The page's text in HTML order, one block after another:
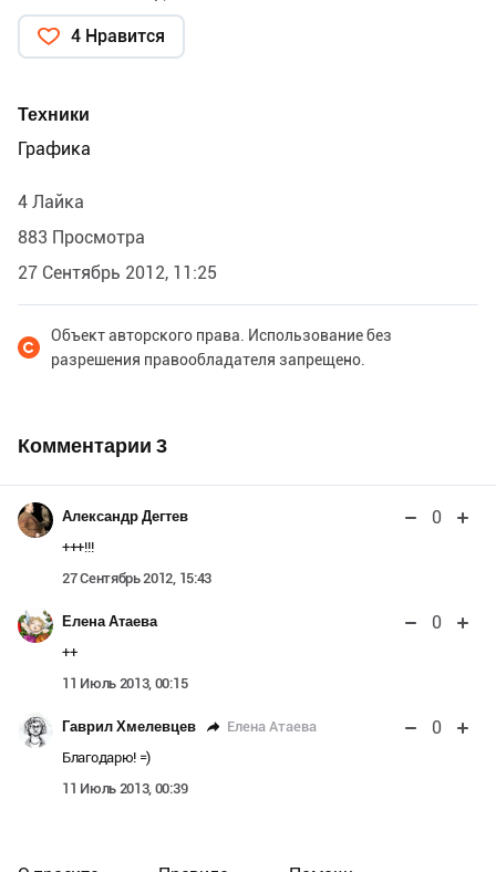
4 Нравится
Техники
Графика
4 Лайка
883 Просмотра
27 Сентябрь 2012, 11:25
Объект авторского права. Использование без
разрешения правообладателя запрещено.
Комментарии 3
Александр Дегтев 0
+++!!!
27 Сентябрь 2012, 15:43
Елена Атаева 0
++
11 Июль 2013, 00:15
Гаврил Хмелевцев Елена Атаева 0
Благодарю! =)
11 Июль 2013, 00:39